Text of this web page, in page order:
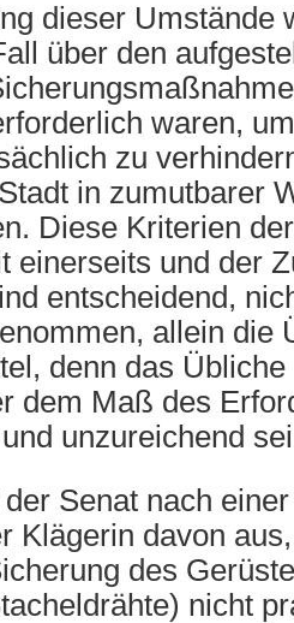
dieser Umstände
über den
waren,
zu
in zumutbarer
Diese Kriterien
einerseits und der
entscheidend,
allein die
denn das
dem Maß des
unzureichend
Senat nach
Klägerin davon
des
nicht